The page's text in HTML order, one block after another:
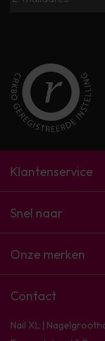
Klantenservice
Snel naar
Onze merken
Contact
Nail XL |